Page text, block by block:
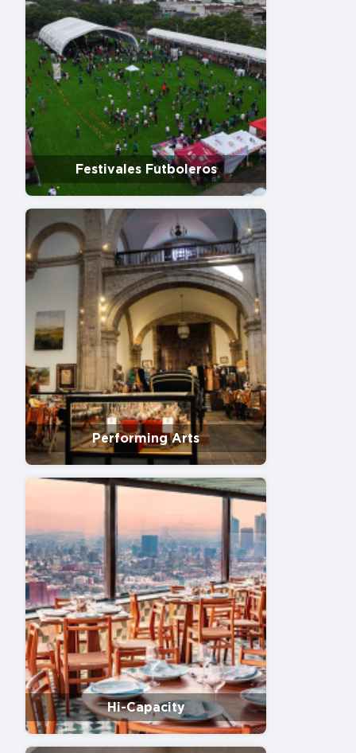
Festivales Futboleros
Performing Arts
Hi-Capacity